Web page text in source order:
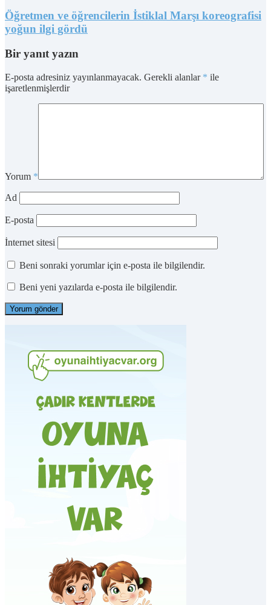
Öğretmen ve öğrencilerin İstiklal Marşı koreografisi
yoğun ilgi gördü
Bir yanıt yazın
E-posta adresiniz yayınlanmayacak. Gerekli alanlar * ile
işaretlenmişlerdir
Yorum *
Ad
E-posta
İnternet sitesi
Beni sonraki yorumlar için e-posta ile bilgilendir.
Beni yeni yazılarda e-posta ile bilgilendir.